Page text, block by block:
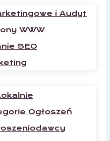
i Audyt
WWW
SEO
Ogłoszeń